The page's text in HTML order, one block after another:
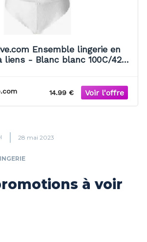
Ensemble lingerie en
liens - Blanc blanc 100C/42
14.99 €
28 mai 2023
à voir